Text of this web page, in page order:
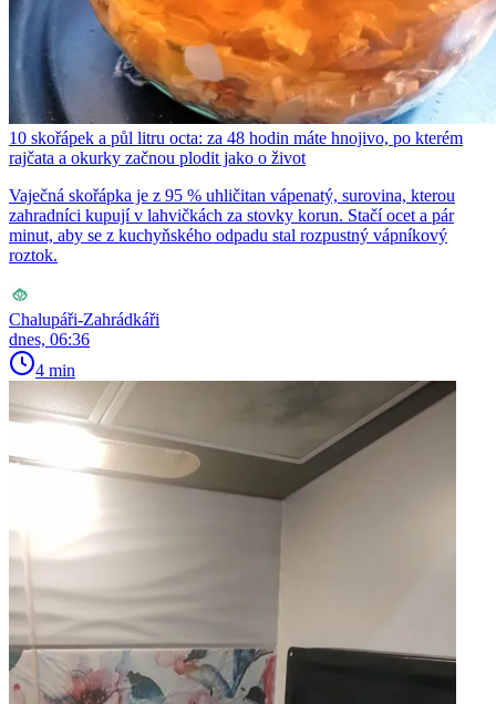
10 skořápek a půl litru octa: za 48 hodin máte hnojivo, po kterém
rajčata a okurky začnou plodit jako o život
Vaječná skořápka je z 95 % uhličitan vápenatý, surovina, kterou
zahradníci kupují v lahvičkách za stovky korun. Stačí ocet a pár
minut, aby se z kuchyňského odpadu stal rozpustný vápníkový
roztok.
Chalupáři-Zahrádkáři
dnes, 06:36
4 min